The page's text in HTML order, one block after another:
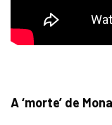
A ‘morte’ de